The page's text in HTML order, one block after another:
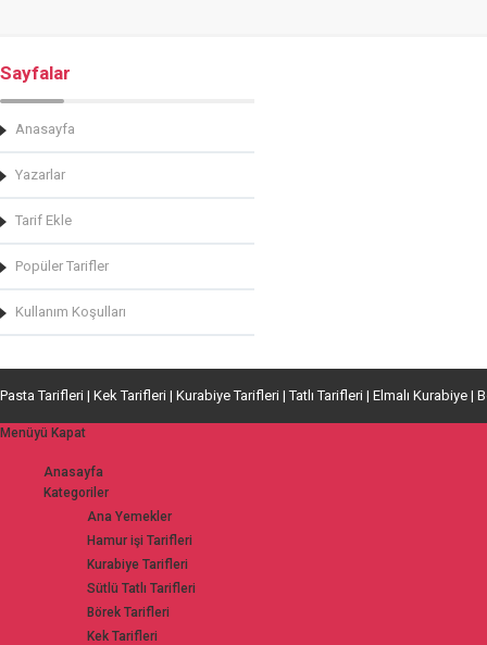
Sayfalar
Anasayfa
Yazarlar
Tarif Ekle
Popüler Tarifler
Kullanım Koşulları
Pasta Tarifleri | Kek Tarifleri | Kurabiye Tarifleri | Tatlı Tarifleri | Elmalı Kurabiye |
Menüyü Kapat
Anasayfa
Kategoriler
Ana Yemekler
Hamur işi Tarifleri
Kurabiye Tarifleri
Sütlü Tatlı Tarifleri
Börek Tarifleri
Kek Tarifleri